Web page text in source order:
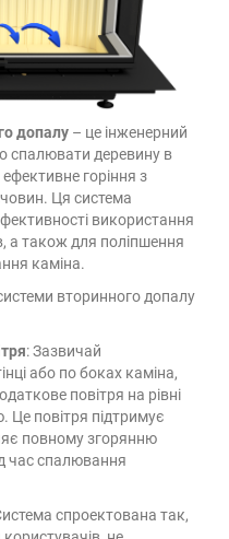
допалу – це інженерний
спалювати деревину в
горіння з
Ця система
використання
а також для поліпшення
каміна.
вторинного допалу
: Зазвичай
або по боках каміна,
повітря на рівні
Це повітря підтримує
повному згорянню
час спалювання
спроектована так,